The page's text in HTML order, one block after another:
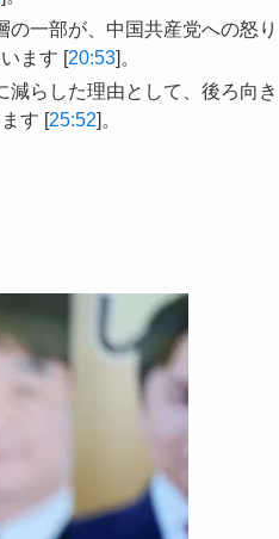
一部が、中国共産党への怒り
ます [20:53]。
らした理由として、後ろ向き
す [25:52]。